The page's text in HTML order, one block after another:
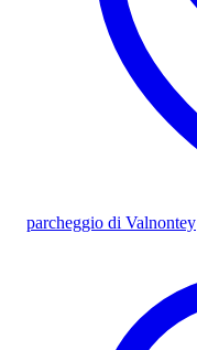
parcheggio di Valnontey